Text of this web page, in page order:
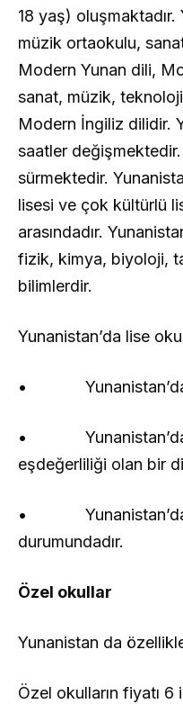
18 yaş)
müzik ortaokulu,
Modern Yunan dili,
sanat, müzik,
Modern İngiliz dilidir.
saatler
sürmektedir.
lisesi ve çok kültürlü
arasındadır.
fizik, kimya, biyoloji,
bilimlerdir.
Yunanistan’da lise
• Yunanistan’da
• Yunanistan’da
eşdeğerliliği olan bir
• Yunanistan’da
durumundadır.
Özel okullar
Yunanistan da
Özel okulların fiyatı